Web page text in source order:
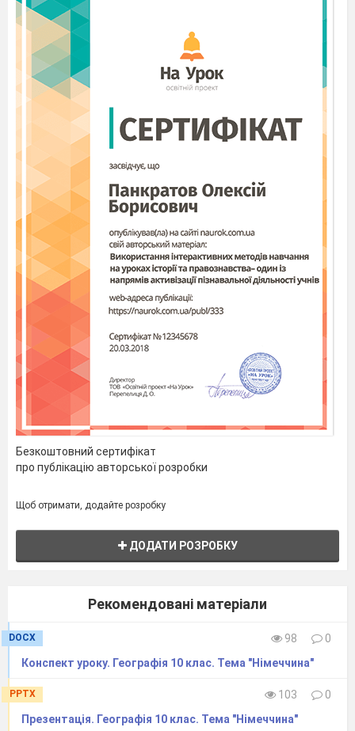
Домашне завдання.
Опрацювати
§38 , робота з картою. Складання
сенкану до слова «Антарктида»
Безкоштовний сертифікат
про публікацію авторської розробки
Щоб отримати, додайте розробку
ДОДАТИ РОЗРОБКУ
Рекомендовані матеріали
DOCX 98
0
Конспект уроку. Географія 10 клас. Тема "Німеччина"
PPTX 103
0
Презентація. Географія 10 клас. Тема "Німеччина"